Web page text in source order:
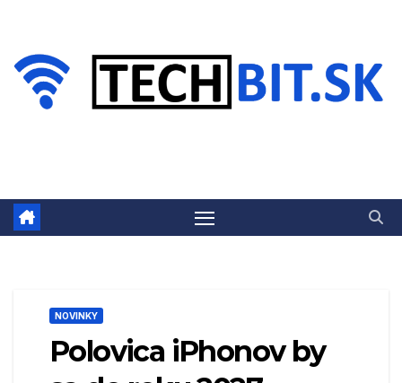
obsah
NOVINKY
Polovica iPhonov by